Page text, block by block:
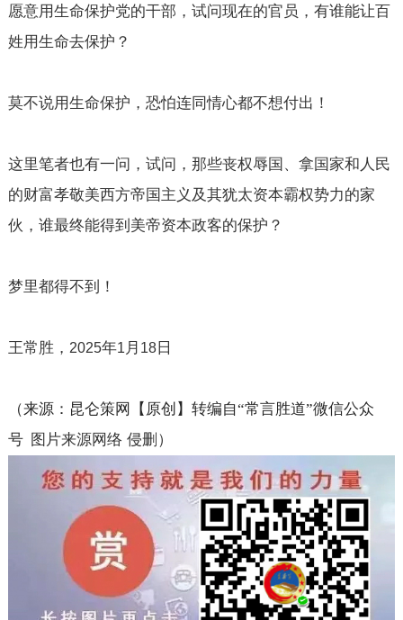
愿意用生命保护党的干部，试问现在的官员，有谁能让百
姓用生命去保护？
莫不说用生命保护，恐怕连同情心都不想付出！
这里笔者也有一问，试问，那些丧权辱国、拿国家和人民
的财富孝敬美西方帝国主义及其犹太资本霸权势力的家
伙，谁最终能得到美帝资本政客的保护？
梦里都得不到！
王常胜， 2025年1 月 18日
（来源：昆仑策网【原创】转编自“常言胜道”微信公众
号 图片来源网络 侵删）